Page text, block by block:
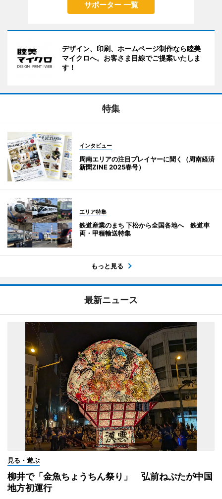
サポーター 一覧
デザイン、印刷、ホームページ制作なら睦美
マイクロへ。お客さま目線でご提案いたしま
す！
特集
インタビュー
周南エリアの注目プレイヤーに聞く（周南経済
新聞ZINE 2025春号）
エリア特集
鉄道産業のまち 下松から全国各地へ 鉄道車
両・甲種輸送特集
もっと見る
最新ニュース
見る・遊ぶ
柳井で「金魚ちょうちん祭り」 弘前ねぷたが中国
地方初運行